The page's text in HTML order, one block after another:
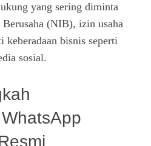
yang sering diminta
(NIB), izin usaha
keberadaan bisnis seperti
sosial.